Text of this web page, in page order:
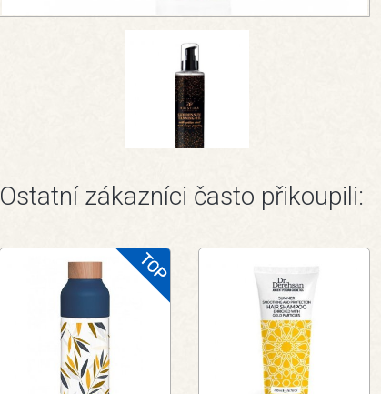
Ostatní zákazníci často přikoupili: